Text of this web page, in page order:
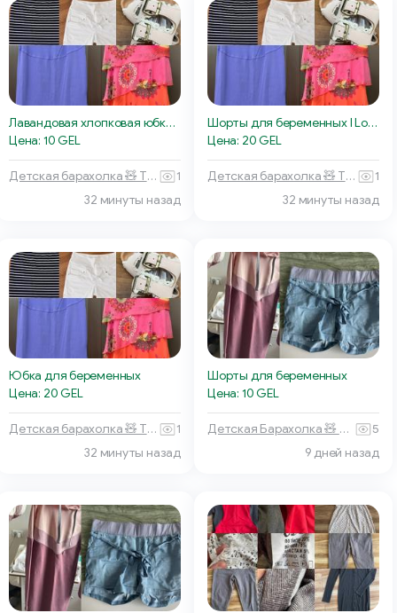
Лавандовая хлопковая юбка для беременных
Цена: 10 GEL
Детская барахолка 🧸 Тбилиси
1
32 минуты назад
Шорты для беременных I Love Mum
Цена: 20 GEL
Детская барахолка 🧸 Тбилиси
1
32 минуты назад
Юбка для беременных
Цена: 20 GEL
Детская барахолка 🧸 Тбилиси
1
32 минуты назад
Шорты для беременных
Цена: 10 GEL
Детская Барахолка 🧸 Батуми
5
9 дней назад